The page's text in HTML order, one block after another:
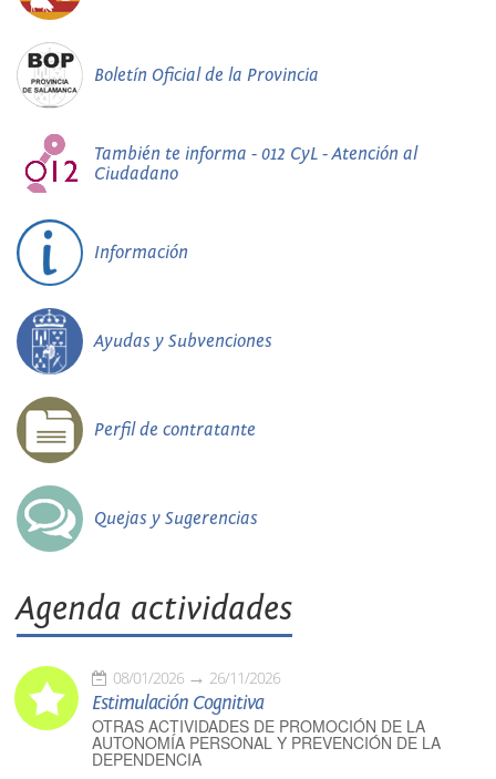
Boletín Oficial de la Provincia
También te informa - 012 CyL - Atención al
Ciudadano
Información
Ayudas y Subvenciones
Perfil de contratante
Quejas y Sugerencias
Agenda actividades
08/01/2026 26/11/2026
Estimulación Cognitiva
OTRAS ACTIVIDADES DE PROMOCIÓN DE LA
AUTONOMÍA PERSONAL Y PREVENCIÓN DE LA
DEPENDENCIA